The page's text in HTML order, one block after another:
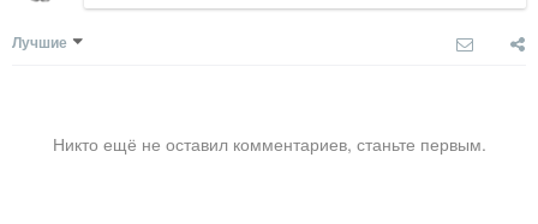
Лучшие
Никто ещё не оставил комментариев, станьте первым.